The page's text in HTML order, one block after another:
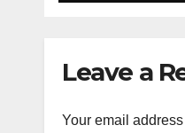
Leave a
Your email